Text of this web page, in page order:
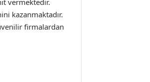
vermektedir.
kazanmaktadır.
firmalardan